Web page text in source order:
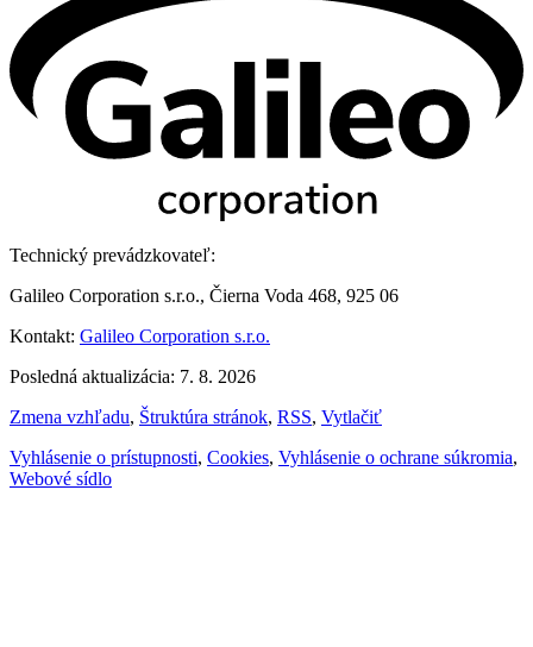
Technický prevádzkovateľ:
Galileo Corporation s.r.o., Čierna Voda 468, 925 06
Kontakt: Galileo Corporation s.r.o.
Posledná aktualizácia: 7. 8. 2026
Zmena vzhľadu, Štruktúra stránok, RSS, Vytlačiť
Vyhlásenie o prístupnosti, Cookies, Vyhlásenie o ochrane súkromia,
Webové sídlo